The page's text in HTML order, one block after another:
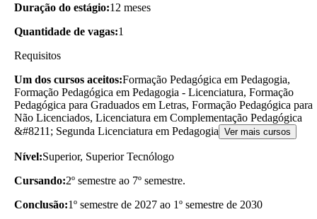
Duração do estágio:12 meses
Quantidade de vagas:1
Requisitos
Um dos cursos aceitos:Formação Pedagógica em Pedagogia,
Formação Pedagógica em Pedagogia - Licenciatura, Formação
Pedagógica para Graduados em Letras, Formação Pedagógica para
Não Licenciados, Licenciatura em Complementação Pedagógica
&#8211; Segunda Licenciatura em Pedagogia Ver mais cursos
Nível:Superior, Superior Tecnólogo
Cursando:2º semestre ao 7º semestre.
Conclusão:1º semestre de 2027 ao 1º semestre de 2030